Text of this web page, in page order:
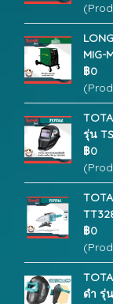
MIG-
฿0
รุ่น
฿0
฿0
ดำ รุ่